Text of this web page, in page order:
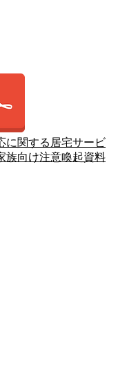
に関する居宅サービ
族向け注意喚起資料